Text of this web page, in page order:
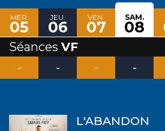
MER.
05
JEU.
06
VEN.
07
SAM.
08
Séances VF
-
- - -
L'ABANDON